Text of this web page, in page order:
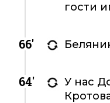
гости
66'
64'
У нас